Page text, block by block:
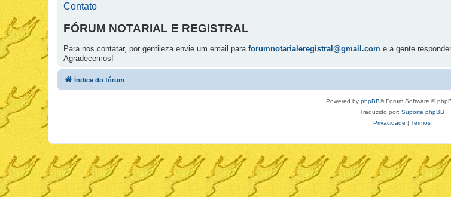
Contato
FÓRUM NOTARIAL E REGISTRAL
Para nos contatar, por gentileza envie um email para forumnotarialeregistral@gmail.com e a gente
Agradecemos!
Índice do fórum
Powered by phpBB® Forum Software ©
Traduzido por: Suporte phpBB
Privacidade | Termos